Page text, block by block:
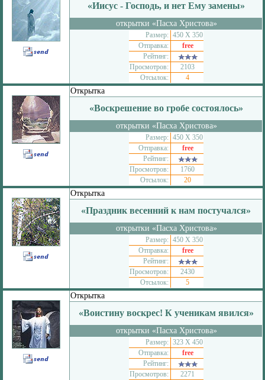
«Иисус - Господь, и нет Ему замены»
открытки «Пасха Христова»
Размер: 450 Х 350
Отправка:
free
Рейтинг:
Просмотров:
2103
Отсылок:
4
Открытка
«Воскрешение во гробе состоялось»
открытки «Пасха Христова»
Размер: 450 Х 350
Отправка:
free
Рейтинг:
Просмотров:
1760
Отсылок:
20
Открытка
«Праздник весенний к нам постучался»
открытки «Пасха Христова»
Размер: 450 Х 350
Отправка:
free
Рейтинг:
Просмотров:
2430
Отсылок:
5
Открытка
«Воистину воскрес! К ученикам явился»
открытки «Пасха Христова»
Размер: 323 Х 450
Отправка:
free
Рейтинг:
Просмотров:
2271